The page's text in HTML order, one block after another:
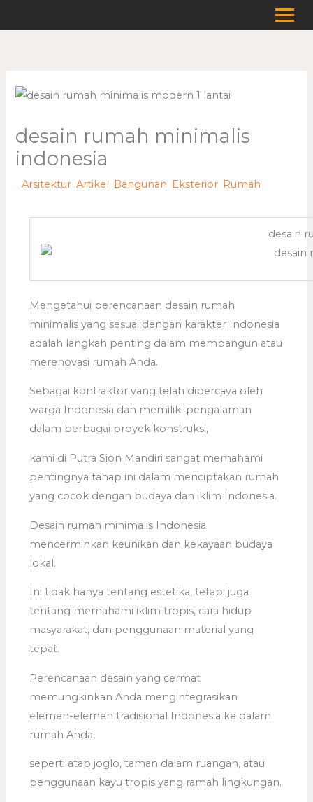
ke
desain rumah minimalis
indonesia
/Arsitektur ,Artikel Bangunan Eksterior Rumah
desain
Mengetahui perencanaan desain rumah
minimalis yang sesuai dengan karakter Indonesia
adalah langkah penting dalam membangun atau
merenovasi rumah Anda.
Sebagai kontraktor yang telah dipercaya oleh
warga Indonesia dan memiliki pengalaman
dalam berbagai proyek konstruksi,
kami di Putra Sion Mandiri sangat memahami
pentingnya tahap ini dalam menciptakan rumah
yang cocok dengan budaya dan iklim Indonesia.
Desain rumah minimalis Indonesia
mencerminkan keunikan dan kekayaan budaya
lokal.
Ini tidak hanya tentang estetika, tetapi juga
tentang memahami iklim tropis, cara hidup
masyarakat, dan penggunaan material yang
tepat.
Perencanaan desain yang cermat
memungkinkan Anda mengintegrasikan
elemen-elemen tradisional Indonesia ke dalam
rumah Anda,
seperti atap joglo, taman dalam ruangan, atau
penggunaan kayu tropis yang ramah lingkungan.